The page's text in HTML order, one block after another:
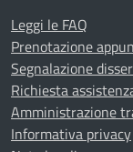
Leggi le FAQ
Prenotazione
Segnalazione
Richiesta
Amministrazione
Informativa privacy